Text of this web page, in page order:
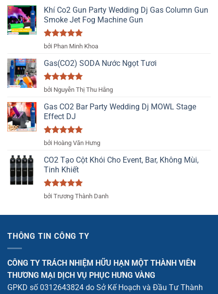
Khí Co2 Gun Party Wedding Dj Gas Column Gun
Smoke Jet Fog Machine Gun
Được xếp
sao
bởi Phan Minh Khoa
Gas(CO2) SODA Nước Ngọt Tươi
Được xếp
hạng 5
sao
bởi Nguyễn Thị Thu Hằng
Gas CO2 Bar Party Wedding Dj MOWL Stage
Effect DJ
Được xếp
5
sao
bởi Hoàng Văn Hưng
CO2 Tạo Cột Khói Cho Event, Bar, Không Mùi,
Tinh Khiết
Được xếp
5
bởi Trương Thành Danh
THÔNG TIN CÔNG TY
CÔNG TY TRÁCH NHIỆM HỮU HẠN MỘT THÀNH VIÊN
THƯƠNG MẠI DỊCH VỤ PHỤC HƯNG VÀNG
GPKD số 0312643824 do Sở Kế Hoạch và Đầu Tư Thành